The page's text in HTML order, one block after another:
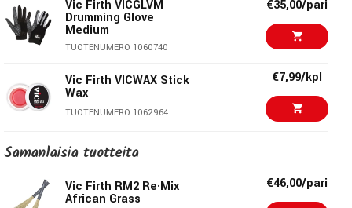
Vic sanoi, "Se syntyi tarpeesta, ei kuvitelmista tai kyvystäni
perustaa firma." Vaikka kapulat oli alunperin tarkoitettu
hänen oppilaidensa keskuudessa ja viimein ne päätyivät
musiikkiliikkeiden valikoimiin.
Vic Firth SMH Matt
Howard Signature
Snare Stick
TUOTENUMERO 1066558
€42,00/pari
TUOTENUMERO 1072303
Vic Firth RUTE606
Rods
TUOTENUMERO 1062958
€29,90/pari
Hercules DG307B
Tablet Holder
€49,00/kpl
White
Vic Firth VICGLVM
Drumming Glove
Medium
TUOTENUMERO 1060740
€35,00/pari
Vic Firth VICWAX Stick
Wax
TUOTENUMERO 1062964
€7,99/kpl
Samanlaisia ​​tuotteita
Vic Firth RM2 Re·Mix
African Grass
€46,00/pari